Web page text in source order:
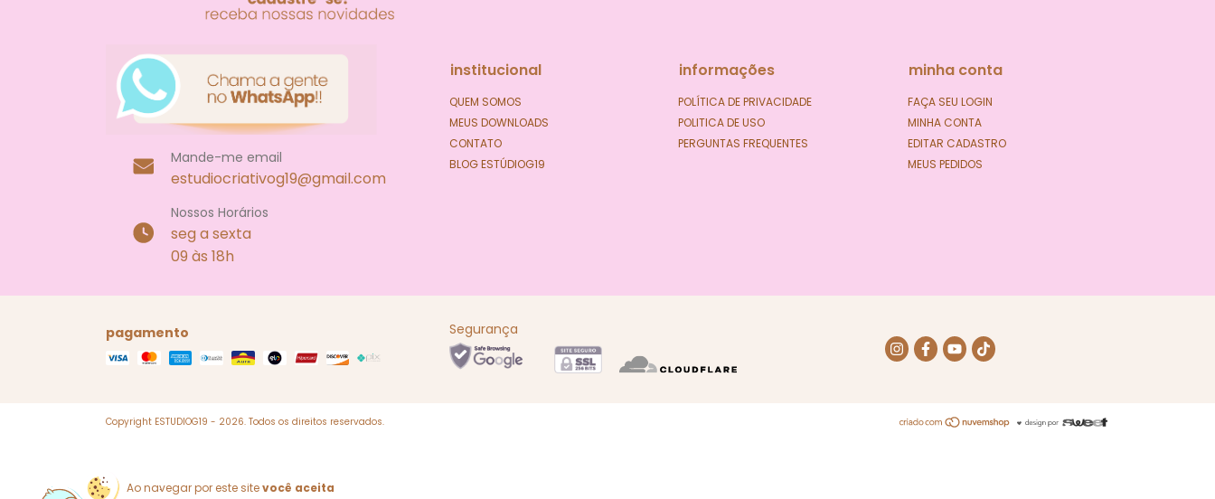
Ao navegar por este sitevocê aceita
Mande-me email
estudiocriativog19@gmail.com
Nossos Horários
seg a sexta
09 às 18h
institucional
QUEM SOMOS
MEUS DOWNLOADS
CONTATO
BLOG ESTÚDIOG19
informações
POLÍTICA DE PRIVACIDADE
POLITICA DE USO
PERGUNTAS FREQUENTES
minha conta
FAÇA SEU LOGIN
MINHA CONTA
EDITAR CADASTRO
MEUS PEDIDOS
pagamento Segurança
Copyright ESTUDIOG19 - 2026. Todos os direitos reservados.